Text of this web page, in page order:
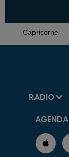
Capricorne
RADIO
AGENDA